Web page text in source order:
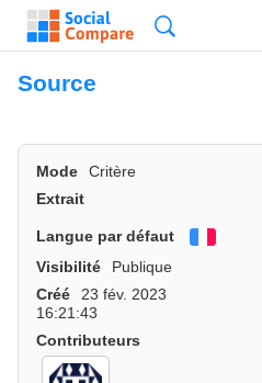
Source
Mode Critère
Extrait
Langue par défaut
Visibilité
Publique
Créé
23 fév. 2023
16:21:43
Contributeurs